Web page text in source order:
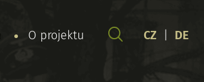
O projektu CZ DE